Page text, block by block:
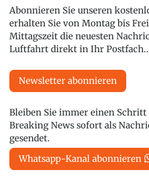
Abonnieren Sie unseren
erhalten Sie von Montag bis
Mittagszeit die neuesten
Luftfahrt direkt in Ihr Postfach..
Newsletter abonnieren
Bleiben Sie immer einen
Breaking News sofort als
gesendet.
Whatsapp-Kanal abonnieren